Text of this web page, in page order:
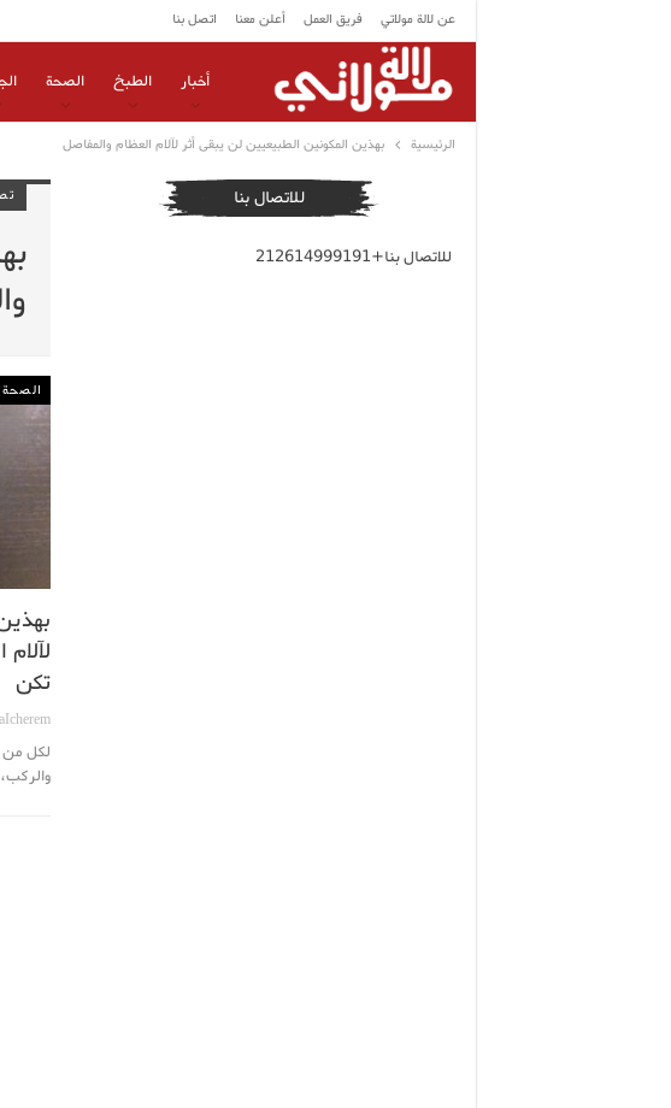
عن لالة مولاتي فريق العمل أعلن معنا اتصل بنا
أخبار الطبخ الصحة
الرئيسية بهذين المكونين الطبيعيين لن يبقى أثر لآلام العظام والمفاصل
الصحة
تكن
لكل من
للاتصال بنا
للاتصال بنا+212614999191